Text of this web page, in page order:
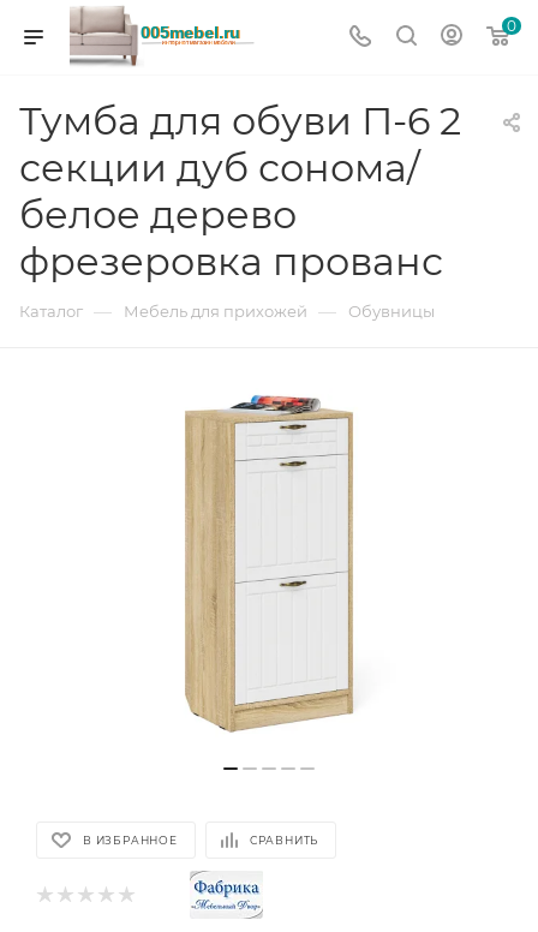
0
Тумба для обуви П-6 2
секции дуб сонома/
белое дерево
фрезеровка прованс
Каталог — Мебель для прихожей — Обувницы
В ИЗБРАННОЕ СРАВНИТЬ